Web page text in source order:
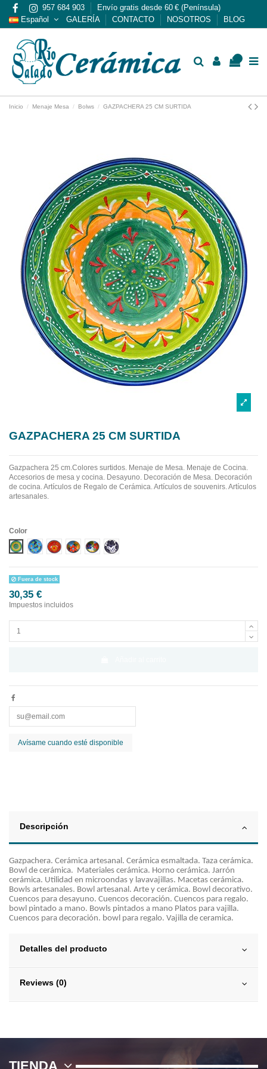
957 684 903
Envío gratis desde 60 € (Península)
Español
GALERÍA CONTACTO NOSOTROS BLOG
Inicio Menaje Mesa Bolws GAZPACHERA 25 CM SURTIDA
GAZPACHERA 25 CM SURTIDA
Gazpachera 25 cm.Colores surtidos. Menaje de Mesa. Menaje de Cocina.
Accesorios de mesa y cocina. Desayuno. Decoración de Mesa. Decoración
de cocina. Artículos de Regalo de Cerámica. Artículos de souvenirs. Artículos
artesanales.
Color
Diseño 1Diseño 2Diseño 3Diseño 4Diseño 5Diseño 6
Fuera de stock
30,35 €
Impuestos incluidos
Descripción
Gazpachera. Cerámica artesanal. Cerámica esmaltada. Taza cerámica.
Bowl de cerámica. Materiales cerámica. Horno cerámica. Jarrón
cerámica. Utilidad en microondas y lavavajillas. Macetas cerámica.
Bowls artesanales. Bowl artesanal. Arte y cerámica. Bowl decorativo.
Cuencos para desayuno. Cuencos decoración. Cuencos para regalo.
bowl pintado a mano. Bowls pintados a mano Platos para vajilla.
Cuencos para decoración. bowl para regalo. Vajilla de ceramica.
Detalles del producto
Reviews (0)
TIENDA